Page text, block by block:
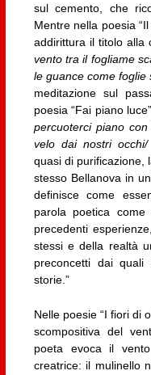
sul cemento, che
Mentre nella poesia
addirittura il titolo alla
vento tra il fogliame
le guance come foglie
meditazione sul
poesia “Fai piano
percuoterci piano
velo dai nostri occhi/
quasi di purificazione,
stesso Bellanova in
definisce come
parola poetica
precedenti
stessi e della realtà
preconcetti dai
storie.”
Nelle poesie “I fiori di
scompositiva del
poeta evoca il
creatrice: il mulinello